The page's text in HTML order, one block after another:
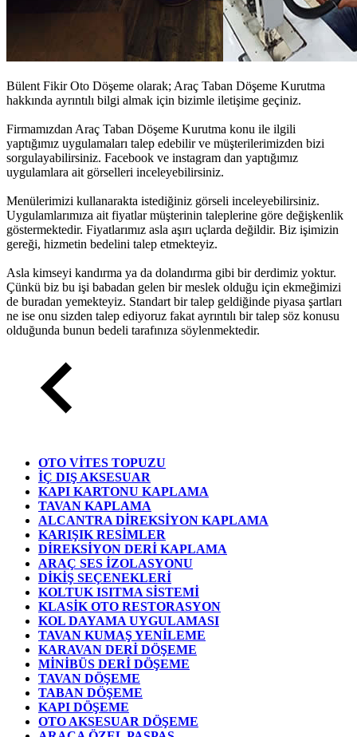
Bülent Fikir Oto Döşeme olarak; Araç Taban Döşeme Kurutma
hakkında ayrıntılı bilgi almak için bizimle iletişime geçiniz.
Firmamızdan Araç Taban Döşeme Kurutma konu ile ilgili
yaptığımız uygulamaları talep edebilir ve müşterilerimizden bizi
sorgulayabilirsiniz. Facebook ve instagram dan yaptığımız
uygulamlara ait görselleri inceleyebilirsiniz.
Menülerimizi kullanarakta istediğiniz görseli inceleyebilirsiniz.
Uygulamlarımıza ait fiyatlar müşterinin taleplerine göre değişkenlik
göstermektedir. Fiyatlarımız asla aşırı uçlarda değildir. Biz işimizin
gereği, hizmetin bedelini talep etmekteyiz.
Asla kimseyi kandırma ya da dolandırma gibi bir derdimiz yoktur.
Çünkü biz bu işi babadan gelen bir meslek olduğu için ekmeğimizi
de buradan yemekteyiz. Standart bir talep geldiğinde piyasa şartları
ne ise onu sizden talep ediyoruz fakat ayrıntılı bir talep söz konusu
olduğunda bunun bedeli tarafınıza söylenmektedir.
OTO VİTES TOPUZU
İÇ DIŞ AKSESUAR
KAPI KARTONU KAPLAMA
TAVAN KAPLAMA
ALCANTRA DİREKSİYON KAPLAMA
KARIŞIK RESİMLER
DİREKSİYON DERİ KAPLAMA
ARAÇ SES İZOLASYONU
DİKİŞ SEÇENEKLERİ
KOLTUK ISITMA SİSTEMİ
KLASİK OTO RESTORASYON
KOL DAYAMA UYGULAMASI
TAVAN KUMAŞ YENİLEME
KARAVAN DERİ DÖŞEME
MİNİBÜS DERİ DÖŞEME
TAVAN DÖŞEME
TABAN DÖŞEME
KAPI DÖŞEME
OTO AKSESUAR DÖŞEME